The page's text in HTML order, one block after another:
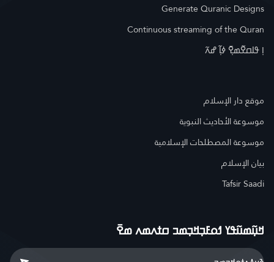
Generate Quranic Designs
Continuous streaming of the Quran
ߊ߲ ߟߊߛߐ߬ߘߐ߲߫ ߦߊ߲߬ ߝߍ߬
موقع دار الإسلام
موسوعة الأحاديث النبوية
موسوعة المصطلحات الإسلامية
بيان الإسلام
Tafsir Saadi
ߞߎ߲߬ߘߎ߬ߟߌ ߗߋߓߏ߲ߞߏ߲ߘߏ ߛߙߍߘߍ ߘߐ߫